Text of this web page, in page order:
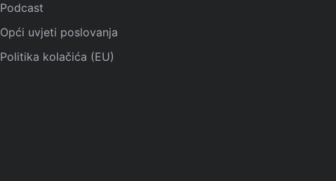
Podcast
Opći uvjeti poslovanja
Politika kolačića (EU)